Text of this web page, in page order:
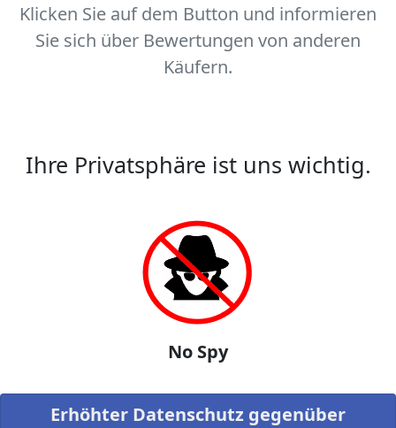
Klicken Sie auf dem Button und informieren
Sie sich über Bewertungen von anderen
Käufern.
Ihre Privatsphäre ist uns wichtig.
No Spy
Erhöhter Datenschutz gegenüber